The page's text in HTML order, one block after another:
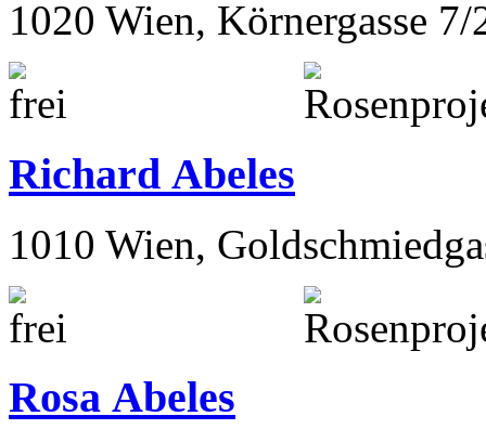
1020 Wien, Körnergasse 7/
Richard Abeles
1010 Wien,
Rosa Abeles